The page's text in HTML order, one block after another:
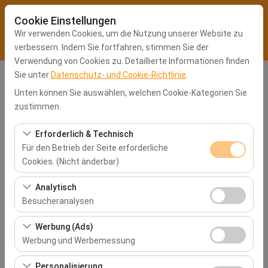
Cookie Einstellungen
Wir verwenden Cookies, um die Nutzung unserer Website zu
verbessern. Indem Sie fortfahren, stimmen Sie der
Verwendung von Cookies zu. Detaillierte Informationen finden
Sie unter Datenschutz- und Cookie-Richtlinie
Unten können Sie auswählen, welchen Cookie-Kategorien Sie
zustimmen.
Erforderlich & Technisch
Für den Betrieb der Seite erforderliche
Cookies. (Nicht änderbar)
Diese Cookies sind für das ordnungsgemäße
Funktionieren der Website, die Sicherheit, die
Sitzungsverwaltung und grundlegende Funktionen
erforderlich. Sie können nicht deaktiviert werden.
Analytisch
Besucheranalysen
Diese Cookies ermöglichen es uns, zu analysieren, wie
unsere Website genutzt wird (Besucherzahl,
meistbesuchte Seiten, Nutzerverhalten). Diese Daten
werden verwendet, um die Leistung der Website zu
Werbung (Ads)
Werbung und Werbemessung
Diese Cookies ermöglichen es uns, Ihnen auf Ihre
Abholstation
Kocaeli Büro
Abholdatum & Zeit
Rückgabedatum & Zeit